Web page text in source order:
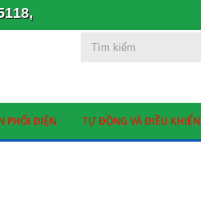
PHỐI ĐIỆN TỰ ĐỘNG VÀ ĐIỀU KHIỂN